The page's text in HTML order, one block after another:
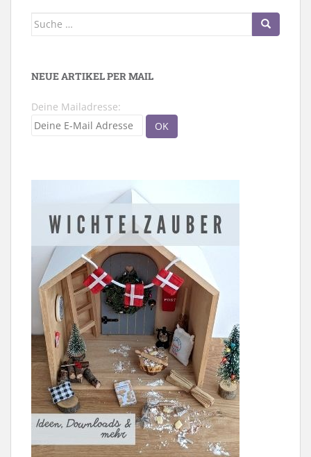
Suche
NEUE ARTIKEL PER MAIL
Deine Mailadresse: